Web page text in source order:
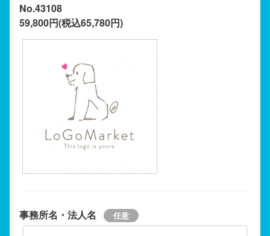
No.43108
59,800円(税込65,780円)
事務所名・法人名